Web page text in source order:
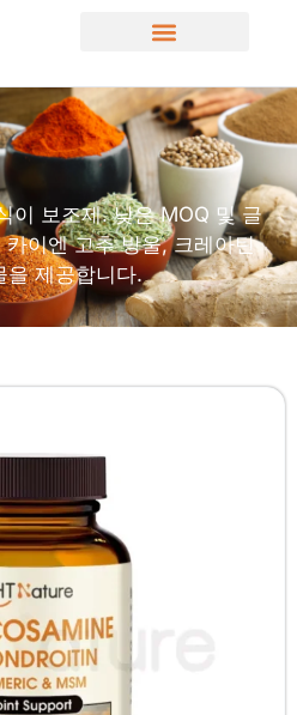
이 보조제. 낮은 MOQ 및 글
이엔 고추 방울, 크레아틴
을 제공합니다.